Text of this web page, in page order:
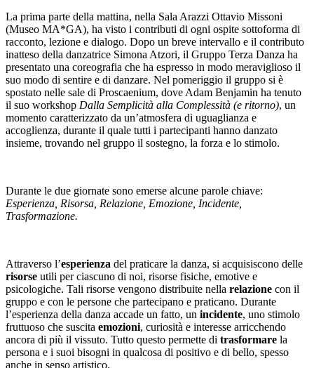
La prima parte della mattina, nella Sala Arazzi Ottavio Missoni
(Museo MA*GA), ha visto i contributi di ogni ospite sottoforma di
racconto, lezione e dialogo. Dopo un breve intervallo e il contributo
inatteso della danzatrice Simona Atzori, il Gruppo Terza Danza ha
presentato una coreografia che ha espresso in modo meraviglioso il
suo modo di sentire e di danzare. Nel pomeriggio il gruppo si è
spostato nelle sale di Proscaenium, dove Adam Benjamin ha tenuto
il suo workshop Dalla Semplicità alla Complessità (e ritorno), un
momento caratterizzato da un’atmosfera di uguaglianza e
accoglienza, durante il quale tutti i partecipanti hanno danzato
insieme, trovando nel gruppo il sostegno, la forza e lo stimolo.
Durante le due giornate sono emerse alcune parole chiave:
Esperienza, Risorsa, Relazione, Emozione, Incidente,
Trasformazione.
Attraverso l’esperienza del praticare la danza, si acquisiscono delle
risorse utili per ciascuno di noi, risorse fisiche, emotive e
psicologiche. Tali risorse vengono distribuite nella relazione con il
gruppo e con le persone che partecipano e praticano. Durante
l’esperienza della danza accade un fatto, un incidente, uno stimolo
fruttuoso che suscita emozioni, curiosità e interesse arricchendo
ancora di più il vissuto. Tutto questo permette di trasformare la
persona e i suoi bisogni in qualcosa di positivo e di bello, spesso
anche in senso artistico.